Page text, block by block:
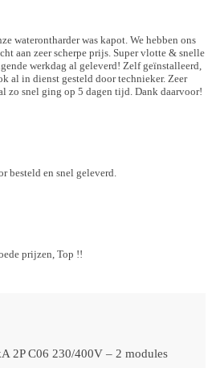
waterontharder was kapot. We hebben ons
aan zeer scherpe prijs. Super vlotte & snelle
werkdag al geleverd! Zelf geïnstalleerd,
al in dienst gesteld door technieker. Zeer
zo snel ging op 5 dagen tijd. Dank daarvoor!
besteld en snel geleverd.
prijzen, Top !!
2P C06 230/400V – 2 modules